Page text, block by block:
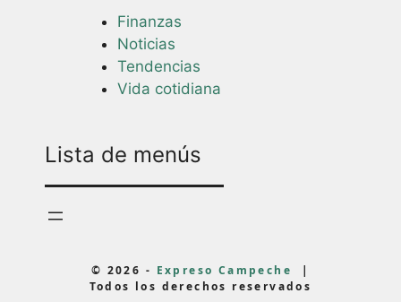
Finanzas
Noticias
Tendencias
Vida cotidiana
Lista de menús
© 2026 - Expreso Campeche
|
Todos los derechos reservados